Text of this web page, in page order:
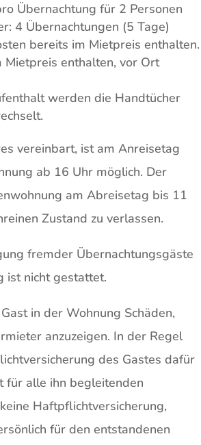
Übernachtung für 2 Personen
4 Übernachtungen (5 Tage)
bereits im Mietpreis enthalten.
Mietpreis enthalten, vor Ort
werden die Handtücher
vereinbart, ist am Anreisetag
ab 16 Uhr möglich. Der
am Abreisetag bis 11
Zustand zu verlassen.
fremder Übernachtungsgäste
ist nicht gestattet.
in der Wohnung Schäden,
anzuzeigen. In der Regel
des Gastes dafür
für alle ihn begleitenden
Haftpflichtversicherung,
für den entstandenen